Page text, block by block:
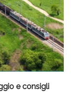
e consigli